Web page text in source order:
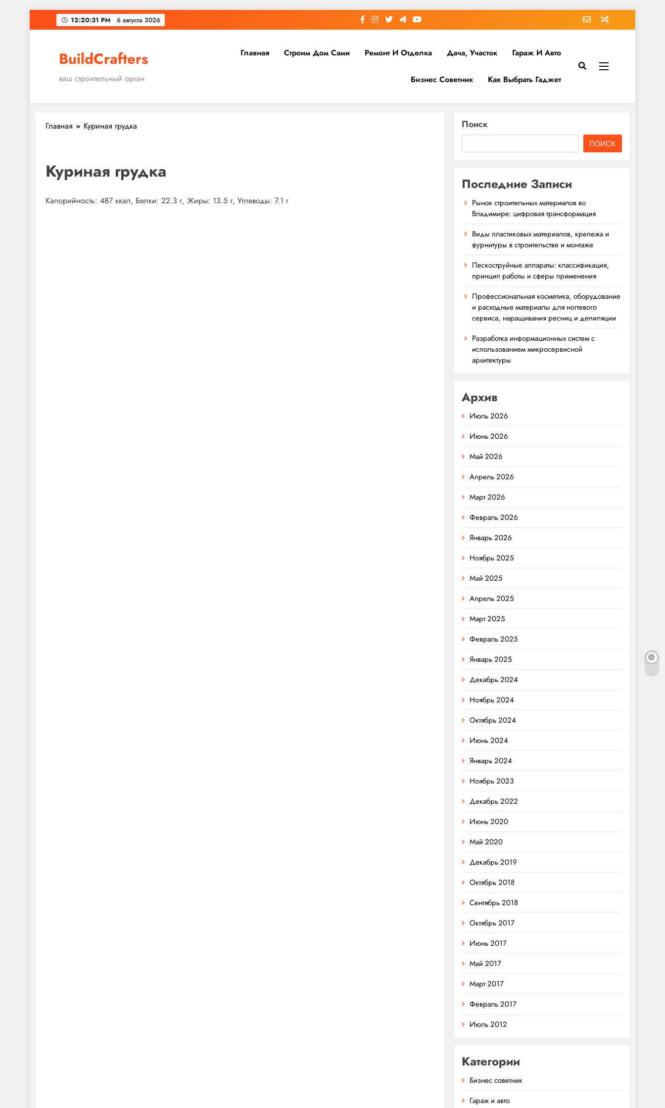
Перейти
к
12:20:32 PM 6 августа 2026
BuildCrafters
ваш строительный орган
Главная Строим Дом Сами Ремонт И Отделка Дача, Участок Гараж И Авто
Бизнес Советник Как Выбрать Гаджет
Главная Куриная грудка
Куриная грудка
Калорийность: 487 ккал, Белки: 22.3 г, Жиры: 13.5 г, Углеводы: 7.1 г
Поиск
ПОИСК
Последние Записи
Рынок строительных материалов во
Владимире: цифровая трансформация
Виды пластиковых материалов, крепежа и
фурнитуры в строительстве и монтаже
Пескоструйные аппараты: классификация,
принцип работы и сферы применения
Профессиональная косметика, оборудование
и расходные материалы для ногтевого
сервиса, наращивания ресниц и депиляции
Разработка информационных систем с
использованием микросервисной
архитектуры
Архив
Июль 2026
Июнь 2026
Май 2026
Апрель 2026
Март 2026
Февраль 2026
Январь 2026
Ноябрь 2025
Май 2025
Апрель 2025
Март 2025
Февраль 2025
Январь 2025
Декабрь 2024
Ноябрь 2024
Октябрь 2024
Июнь 2024
Январь 2024
Ноябрь 2023
Декабрь 2022
Июнь 2020
Май 2020
Декабрь 2019
Октябрь 2018
Сентябрь 2018
Октябрь 2017
Июнь 2017
Май 2017
Март 2017
Февраль 2017
Июль 2012
Категории
Бизнес советник
Гараж и авто